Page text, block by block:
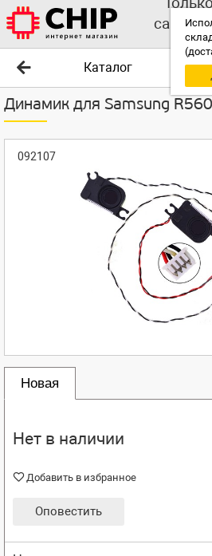
Каталог
Динамик для Samsung
092107
Новая
Нет в наличии
Добавить в избранное
Оповестить